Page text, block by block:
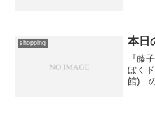
shopping 本日
『藤
ぼく
館) の